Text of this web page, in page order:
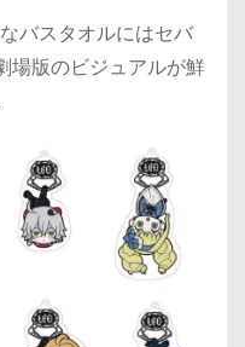
バスタオルにはセバ
場版のビジュアルが鮮